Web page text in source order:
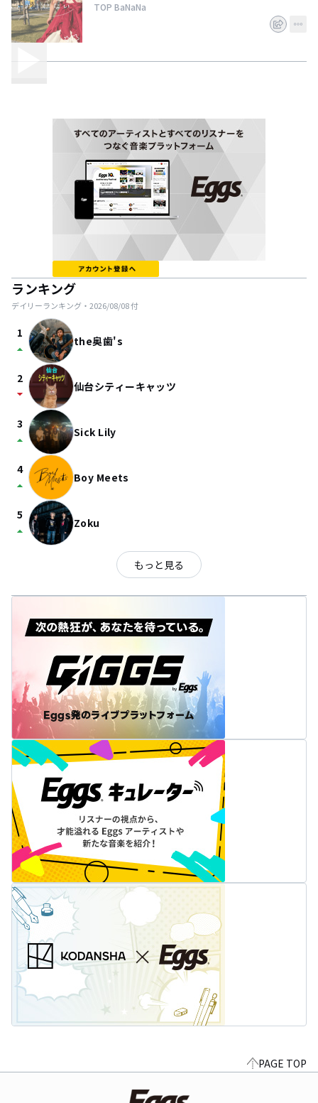
TOP BaNaNa
ランキング
デイリーランキング・ 2026/08/08付
1
arrow_drop_up the奥歯's
2
arrow_drop_down 仙台シティーキャッツ
3
arrow_drop_up Sick Lily
4
arrow_drop_up Boy Meets
5
arrow_drop_up Zoku
もっと見る
PAGE TOP